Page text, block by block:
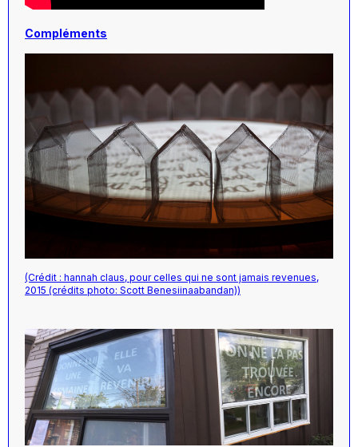
Compléments
(Crédit : hannah claus, pour celles qui ne sont jamais revenues,
2015 (crédits photo: Scott Benesiinaabandan))